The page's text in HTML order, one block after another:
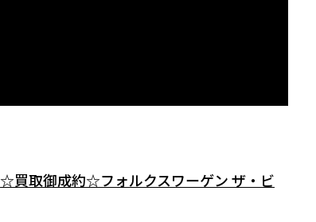
☆買取御成約☆フォルクスワーゲン ザ・ビ